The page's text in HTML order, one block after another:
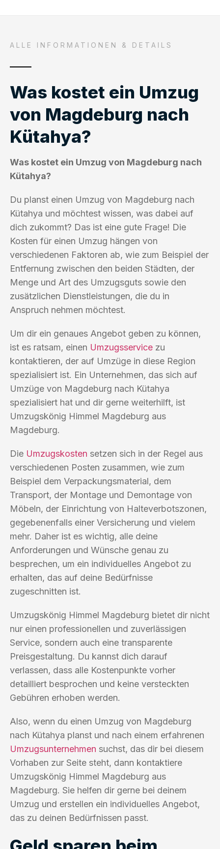
ALLE INFORMATIONEN & DETAILS
Was kostet ein Umzug
von Magdeburg nach
Kütahya?
Was kostet ein Umzug von Magdeburg nach
Kütahya?
Du planst einen Umzug von Magdeburg nach
Kütahya und möchtest wissen, was dabei auf
dich zukommt? Das ist eine gute Frage! Die
Kosten für einen Umzug hängen von
verschiedenen Faktoren ab, wie zum Beispiel der
Entfernung zwischen den beiden Städten, der
Menge und Art des Umzugsguts sowie den
zusätzlichen Dienstleistungen, die du in
Anspruch nehmen möchtest.
Um dir ein genaues Angebot geben zu können,
ist es ratsam, einen Umzugsservice zu
kontaktieren, der auf Umzüge in diese Region
spezialisiert ist. Ein Unternehmen, das sich auf
Umzüge von Magdeburg nach Kütahya
spezialisiert hat und dir gerne weiterhilft, ist
Umzugskönig Himmel Magdeburg aus
Magdeburg.
Die Umzugskosten setzen sich in der Regel aus
verschiedenen Posten zusammen, wie zum
Beispiel dem Verpackungsmaterial, dem
Transport, der Montage und Demontage von
Möbeln, der Einrichtung von Halteverbotszonen,
gegebenenfalls einer Versicherung und vielem
mehr. Daher ist es wichtig, alle deine
Anforderungen und Wünsche genau zu
besprechen, um ein individuelles Angebot zu
erhalten, das auf deine Bedürfnisse
zugeschnitten ist.
Umzugskönig Himmel Magdeburg bietet dir nicht
nur einen professionellen und zuverlässigen
Service, sondern auch eine transparente
Preisgestaltung. Du kannst dich darauf
verlassen, dass alle Kostenpunkte vorher
detailliert besprochen und keine versteckten
Gebühren erhoben werden.
Also, wenn du einen Umzug von Magdeburg
nach Kütahya planst und nach einem erfahrenen
Umzugsunternehmen suchst, das dir bei diesem
Vorhaben zur Seite steht, dann kontaktiere
Umzugskönig Himmel Magdeburg aus
Magdeburg. Sie helfen dir gerne bei deinem
Umzug und erstellen ein individuelles Angebot,
das zu deinen Bedürfnissen passt.